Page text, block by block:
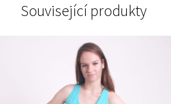
Související produkty